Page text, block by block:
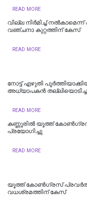
READ MORE
വില്ല നിർമിച്ച്
വഞ്ചനാ കുറ്റത്തിന് കേസ്
READ MORE
നോട്ട് എഴുതി
അധ്യാപകന്‍
READ MORE
കണ്ണൂരിൽ യൂത്ത് കോൺ​ഗ്രസ്
പ്രയോ​ഗിച്ചു
READ MORE
യൂത്ത് കോണ്‍ഗ്രസ്
വധശ്രമത്തിന് കേസ്